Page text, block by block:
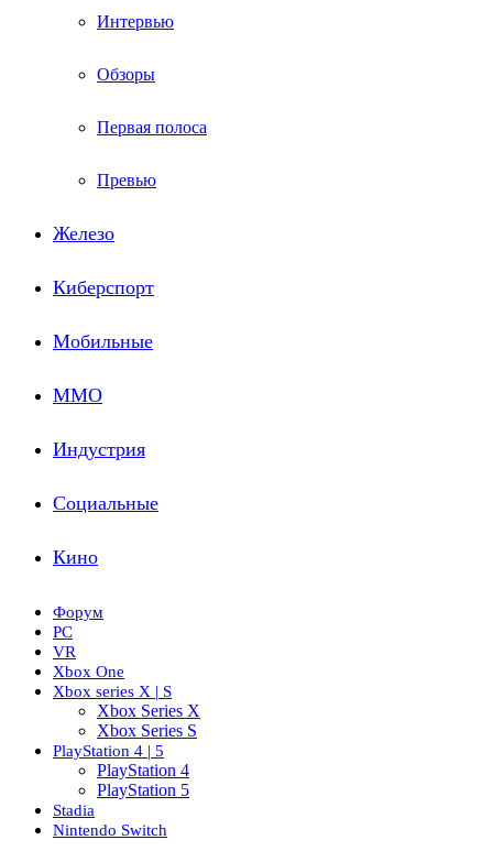
Интервью
Обзоры
Первая полоса
Превью
Железо
Киберспорт
Мобильные
ММО
Индустрия
Социальные
Кино
Форум
PC
VR
Xbox One
Xbox series X | S
Xbox Series X
Xbox Series S
PlayStation 4 | 5
PlayStation 4
PlayStation 5
Stadia
Nintendo Switch